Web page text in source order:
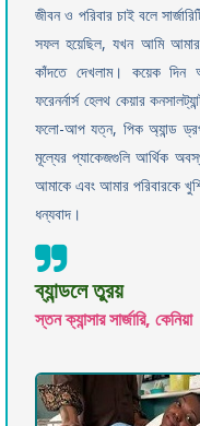
জীবন ও পরিবার চাই বলে
সফল হয়েছিল, যখন আমি আমার
কাঁদতে দেখলাম। কয়েক দিন
ফরেনর্নার্স হেলথ কেয়ার
ফলো-আপ যত্ন, পিক অ্যান্ড ড্রপ
মূল্যের প্যাকেজগুলি আর্থিক
আমাকে এবং আমার পরিবারকে
ধন্যবাদ।
ব্যান্ডলে তুরয়
স্তন ক্যান্সার সার্জারি, কেনিয়া